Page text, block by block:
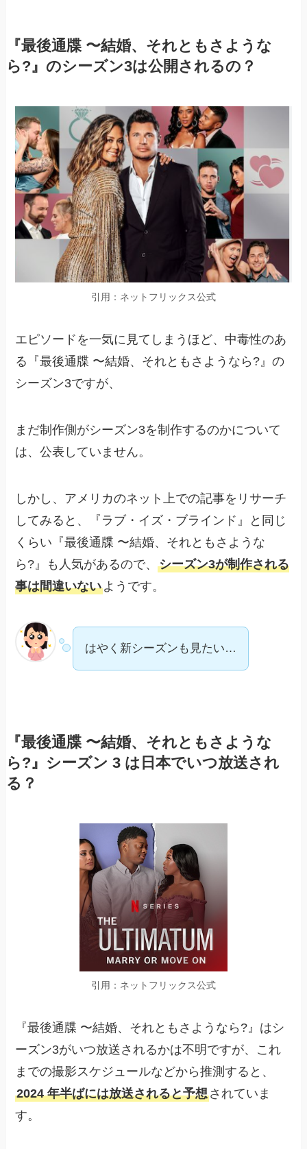
『最後通牒 〜結婚、それともさような
ら?』のシーズン3は公開されるの？
引用：ネットフリックス公式
エピソードを一気に見てしまうほど、中毒性のあ
る『最後通牒 〜結婚、それともさようなら?』の
シーズン3ですが、
まだ制作側がシーズン3を制作するのかについて
は、公表していません。
しかし、アメリカのネット上での記事をリサーチ
してみると、『ラブ・イズ・ブラインド』と同じ
くらい『最後通牒 〜結婚、それともさような
ら?』も人気があるので、シーズン3が制作される
事は間違いないようです。
はやく新シーズンも見たい…
『最後通牒 〜結婚、それともさような
ら?』シーズン 3 は日本でいつ放送され
る？
引用：ネットフリックス公式
『最後通牒 〜結婚、それともさようなら?』はシ
ーズン3がいつ放送されるかは不明ですが、これ
までの撮影スケジュールなどから推測すると、
2024 年半ばには放送されると予想されていま
す。